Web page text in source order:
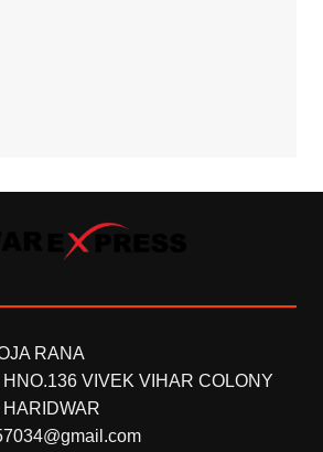
RANA
VIVEK VIHAR COLONY